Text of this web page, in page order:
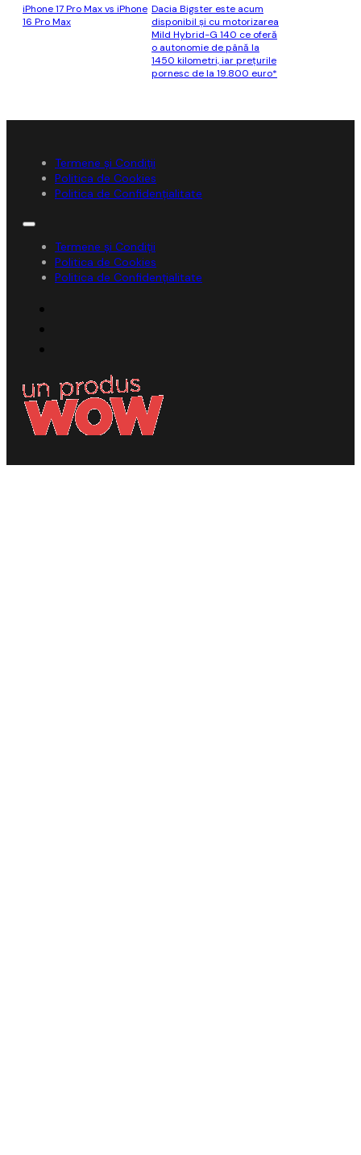
iPhone 17 Pro Max vs iPhone
16 Pro Max
Dacia Bigster este acum
disponibil şi cu motorizarea
Mild Hybrid-G 140 ce oferă
o autonomie de până la
1450 kilometri, iar preţurile
pornesc de la 19.800 euro*
Termene și Condiții
Politica de Cookies
Politica de Confidențialitate
Termene și Condiții
Politica de Cookies
Politica de Confidențialitate